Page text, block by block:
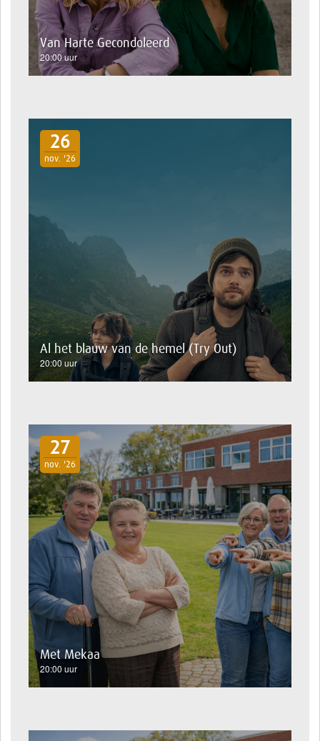
Van Harte Gecondoleerd
20:00 uur
26
nov. '26
Al het blauw van de hemel (Try Out)
20:00 uur
27
nov. '26
Met Mekaa
20:00 uur